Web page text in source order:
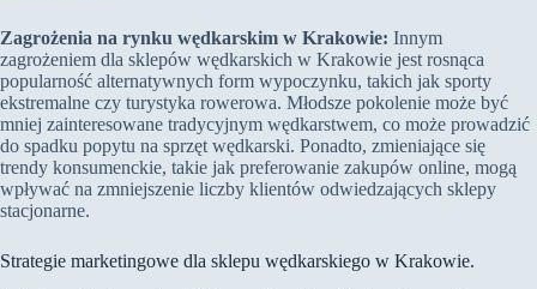
Zagrożenia na rynku wędkarskim w Krakowie: Innym
zagrożeniem dla sklepów wędkarskich w Krakowie jest rosnąca
popularność alternatywnych form wypoczynku, takich jak sporty
ekstremalne czy turystyka rowerowa. Młodsze pokolenie może być
mniej zainteresowane tradycyjnym wędkarstwem, co może prowadzić
do spadku popytu na sprzęt wędkarski. Ponadto, zmieniające się
trendy konsumenckie, takie jak preferowanie zakupów online, mogą
wpływać na zmniejszenie liczby klientów odwiedzających sklepy
stacjonarne.
Strategie marketingowe dla sklepu wędkarskiego w Krakowie.